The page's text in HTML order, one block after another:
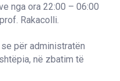
nga ora 22:00 – 06:00
Rakacolli.
për administratën
në zbatim të